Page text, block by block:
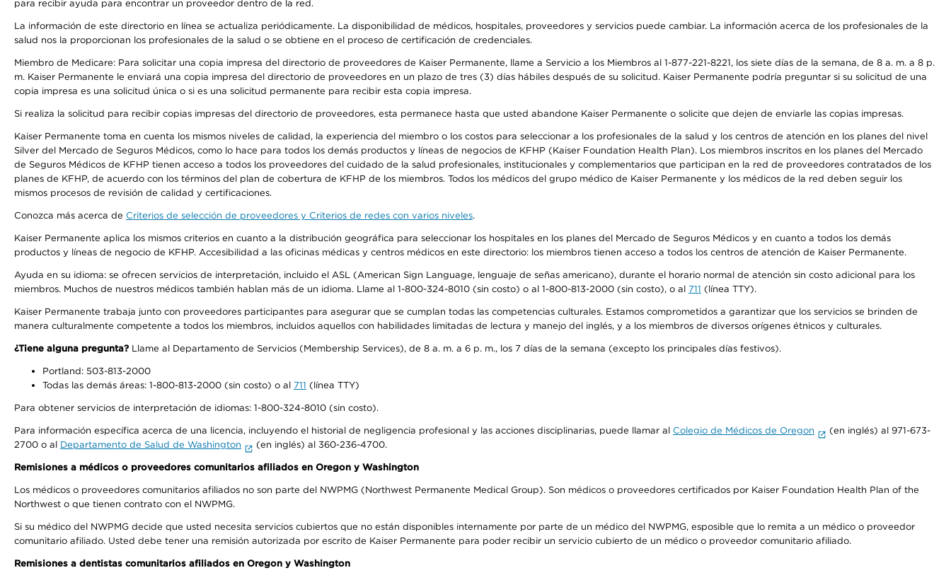
para recibir ayuda para encontrar un proveedor dentro de la red.
La información de este directorio en línea se actualiza periódicamente. La disponibilidad de médicos, hospitales, proveedores y servicios puede cambiar. La información acerca de los profesionales de la
salud nos la proporcionan los profesionales de la salud o se obtiene en el proceso de certificación de credenciales.
Miembro de Medicare: Para solicitar una copia impresa del directorio de proveedores de Kaiser Permanente, llame a Servicio a los Miembros al 1-877-221-8221, los siete días de la semana, de 8 a. m. a 8 p.
m. Kaiser Permanente le enviará una copia impresa del directorio de proveedores en un plazo de tres (3) días hábiles después de su solicitud. Kaiser Permanente podría preguntar si su solicitud de una
copia impresa es una solicitud única o si es una solicitud permanente para recibir esta copia impresa.
Si realiza la solicitud para recibir copias impresas del directorio de proveedores, esta permanece hasta que usted abandone Kaiser Permanente o solicite que dejen de enviarle las copias impresas.
Kaiser Permanente toma en cuenta los mismos niveles de calidad, la experiencia del miembro o los costos para seleccionar a los profesionales de la salud y los centros de atención en los planes del nivel
Silver del Mercado de Seguros Médicos, como lo hace para todos los demás productos y líneas de negocios de KFHP (Kaiser Foundation Health Plan). Los miembros inscritos en los planes del Mercado
de Seguros Médicos de KFHP tienen acceso a todos los proveedores del cuidado de la salud profesionales, institucionales y complementarios que participan en la red de proveedores contratados de los
planes de KFHP, de acuerdo con los términos del plan de cobertura de KFHP de los miembros. Todos los médicos del grupo médico de Kaiser Permanente y los médicos de la red deben seguir los
mismos procesos de revisión de calidad y certificaciones.
Conozca más acerca de Criterios de selección de proveedores y Criterios de redes con varios niveles.
Kaiser Permanente aplica los mismos criterios en cuanto a la distribución geográfica para seleccionar los hospitales en los planes del Mercado de Seguros Médicos y en cuanto a todos los demás
productos y líneas de negocio de KFHP. Accesibilidad a las oficinas médicas y centros médicos en este directorio: los miembros tienen acceso a todos los centros de atención de Kaiser Permanente.
Ayuda en su idioma: se ofrecen servicios de interpretación, incluido el ASL (American Sign Language, lenguaje de señas americano), durante el horario normal de atención sin costo adicional para los
miembros. Muchos de nuestros médicos también hablan más de un idioma. Llame al 1-800-324-8010 (sin costo) o al 1-800-813-2000 (sin costo), o al 711 (línea TTY).
Kaiser Permanente trabaja junto con proveedores participantes para asegurar que se cumplan todas las competencias culturales. Estamos comprometidos a garantizar que los servicios se brinden de
manera culturalmente competente a todos los miembros, incluidos aquellos con habilidades limitadas de lectura y manejo del inglés, y a los miembros de diversos orígenes étnicos y culturales.
¿Tiene alguna pregunta? Llame al Departamento de Servicios (Membership Services), de 8 a. m. a 6 p. m., los 7 días de la semana (excepto los principales días festivos).
Portland: 503-813-2000
Todas las demás áreas: 1-800-813-2000 (sin costo) o al 711 (línea TTY)
Para obtener servicios de interpretación de idiomas: 1-800-324-8010 (sin costo).
Para información específica acerca de una licencia, incluyendo el historial de negligencia profesional y las acciones disciplinarias, puede llamar al Colegio de Médicos de Oregon
(en inglés) al 971-673-
2700 o al Departamento de Salud de Washington (en inglés) al 360-236-4700.
Remisiones a médicos o proveedores comunitarios afiliados en Oregon y Washington
Los médicos o proveedores comunitarios afiliados no son parte del NWPMG (Northwest Permanente Medical Group). Son médicos o proveedores certificados por Kaiser Foundation Health Plan of the
Northwest o que tienen contrato con el NWPMG.
Si su médico del NWPMG decide que usted necesita servicios cubiertos que no están disponibles internamente por parte de un médico del NWPMG, esposible que lo remita a un médico o proveedor
comunitario afiliado. Usted debe tener una remisión autorizada por escrito de Kaiser Permanente para poder recibir un servicio cubierto de un médico o proveedor comunitario afiliado.
Remisiones a dentistas comunitarios afiliados en Oregon y Washington